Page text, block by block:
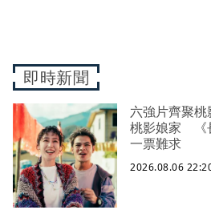
即時新聞
六強片齊聚
桃影娘家 《
一票難求
2026.08.06